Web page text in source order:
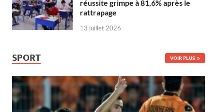
réussite grimpe à 81,6% après le
rattrapage
13 juillet 2026
SPORT VOIR PLUS